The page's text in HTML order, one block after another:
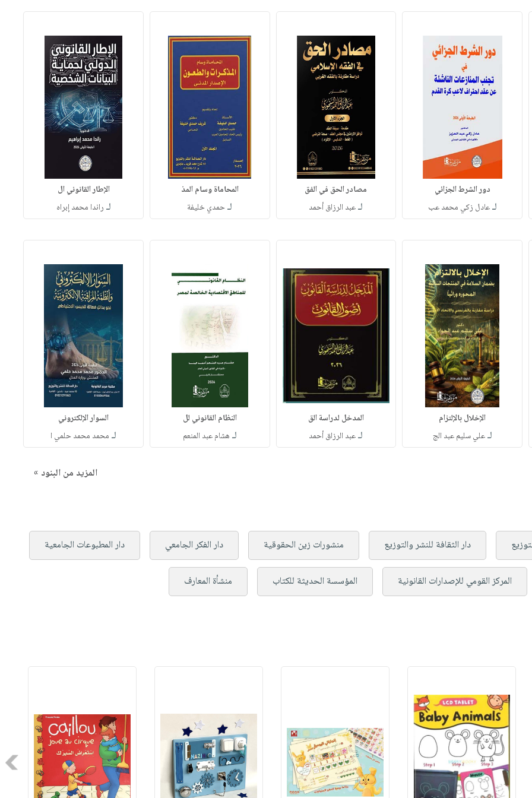
دور الشرط الجزائي
لـعادل زكي محمد عب
مصادر الحق في الفق
لـعبد الرزاق أحمد
المحاماة وسام المذ
لـحمدي خليفة
الإطار القانوني ال
لـ راندا محمد إبراه
الإخلال بالإلتزام
لـعلي سليم عبد الج
المدخل لدراسة الق
لـعبد الرزاق أحمد
النظام القانوني لل
لـ هشام عبد المنعم
السوار الإلكتروني
لـ محمد محمد حلمي ا
المزيد من البنود »
دار الثقافة للنشر والتوزيع منشورات زين الحقوقية دار الفكر الجامعي دار المطبوعات الجامعية
المركز القومي للإصدارات القانونية المؤسسة الحديثة للكتاب منشأة المعارف